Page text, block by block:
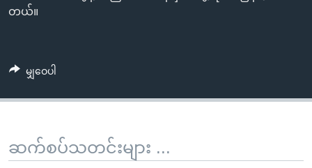
ရန်
ကျော်
တယ်။
မျှဝေပါ
ဆက်စပ်သတင်းများ ...